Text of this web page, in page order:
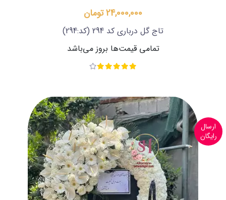
24,000,000 تومان
تاج گل درباری کد 294
(کد:294)
تمامی قیمت‌ها بروز می‌باشد
ارسال
رایگان